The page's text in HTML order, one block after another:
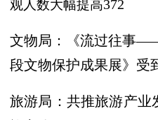
观人数大幅提高372
文物局：《流过往事——
段文物保护成果展》受
旅游局：共推旅游产业